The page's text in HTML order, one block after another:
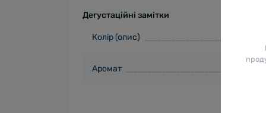
Дегустаційні замітки
Колір (опис)
Аромат